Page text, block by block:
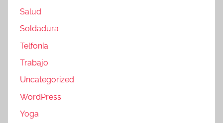
Salud
Soldadura
Telfonía
Trabajo
Uncategorized
WordPress
Yoga